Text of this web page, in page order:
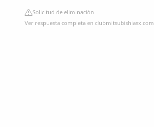
Solicitud de eliminación
Ver respuesta completa en clubmitsubishiasx.com